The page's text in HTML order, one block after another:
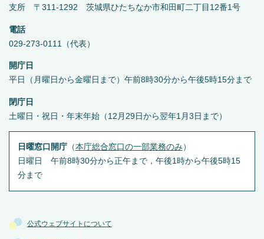
公式ウェブサイトについて
支所 〒311-1292 茨城県ひたちなか市和田町二丁目12番1号
電話
029-273-0111（代表）
開庁日
平日（月曜日から金曜日まで）午前8時30分から午後5時15分まで
閉庁日
土曜日・祝日・年末年始（12月29日から翌年1月3日まで）
日曜窓口開庁（本庁総合窓口の一部業務のみ ）
日曜日 午前8時30分から正午まで，午後1時から午後5時15
分まで